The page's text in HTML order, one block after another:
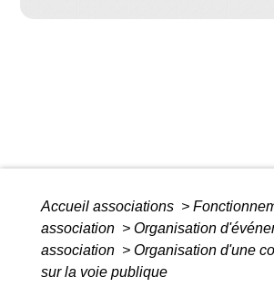
Accueil associations >
association > Organisation
association > Organisation d'une
sur la voie publique